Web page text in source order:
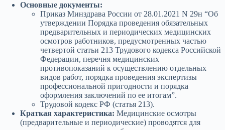
Основные документы:
Приказ Минздрава России от 28.01.2021 N 29н “Об
утверждении Порядка проведения обязательных
предварительных и периодических медицинских
осмотров работников, предусмотренных частью
четвертой статьи 213 Трудового кодекса Российской
Федерации, перечня медицинских
противопоказаний к осуществлению отдельных
видов работ, порядка проведения экспертизы
профессиональной пригодности и порядка
оформления заключений по ее итогам”.
Трудовой кодекс РФ (статья 213).
Краткая характеристика: Медицинские осмотры
(предварительные и периодические) проводятся для